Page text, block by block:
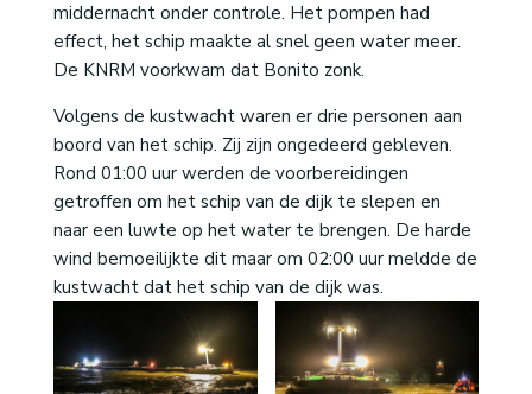
middernacht onder controle. Het pompen had
effect, het schip maakte al snel geen water meer.
De KNRM voorkwam dat Bonito zonk.
Volgens de kustwacht waren er drie personen aan
boord van het schip. Zij zijn ongedeerd gebleven.
Rond 01:00 uur werden de voorbereidingen
getroffen om het schip van de dijk te slepen en
naar een luwte op het water te brengen. De harde
wind bemoeilijkte dit maar om 02:00 uur meldde de
kustwacht dat het schip van de dijk was.